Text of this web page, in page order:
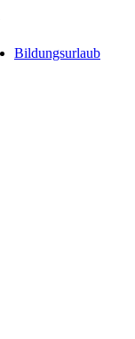
Bildungsurlaub